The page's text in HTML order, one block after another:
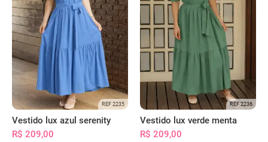
REF 2235
Vestido lux azul serenity
R$ 209,00
REF 2236
Vestido lux verde menta
R$ 209,00